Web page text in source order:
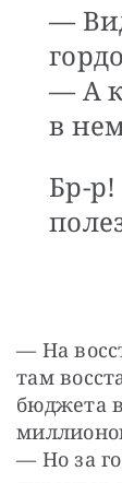
—
— А
в
Бр-
— На
там
бюджета
— Но за